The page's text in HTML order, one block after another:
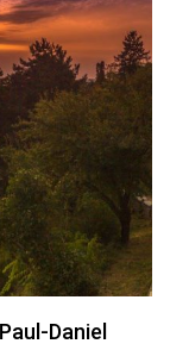
Daniel